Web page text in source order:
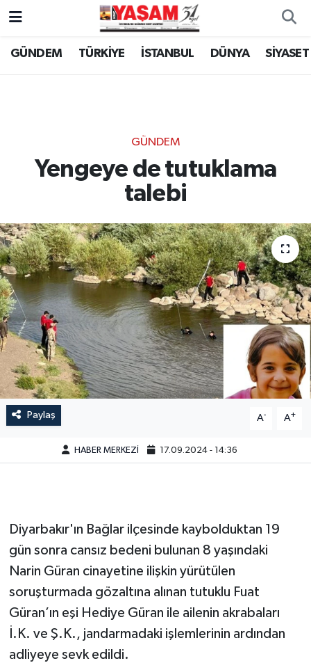
GÜNDEM TÜRKİYE İSTANBUL DÜNYA SİYASET
GÜNDEM
Yengeye de tutuklama
talebi
Paylaş A- A+
HABER MERKEZİ 17.09.2024 - 14:36
Diyarbakır'ın Bağlar ilçesinde kaybolduktan 19
gün sonra cansız bedeni bulunan 8 yaşındaki
Narin Güran cinayetine ilişkin yürütülen
soruşturmada gözaltına alınan tutuklu Fuat
Güran’ın eşi Hediye Güran ile ailenin akrabaları
İ.K. ve Ş.K., jandarmadaki işlemlerinin ardından
adliyeye sevk edildi.